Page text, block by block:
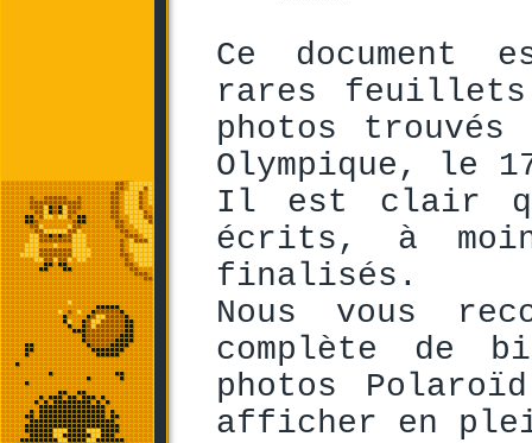
Ce document
rares feuillets
photos
Olympique, le
Il est clair
écrits, à
finalisés.
Nous vous
complète de
photos
afficher en